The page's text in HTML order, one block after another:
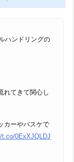
ハンドリングの
れてきて関心し
カーやバスケで
t.co/0ExXJQLDJ